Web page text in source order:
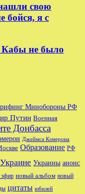
свою
бойся, я с
Кабы не было
Минобороны РФ
Путин Военная
Донбасса
Джеймса Кэмерона
Образование РФ
Украине Украины анонс
эфир новый альбом новый
цитаты юбилей